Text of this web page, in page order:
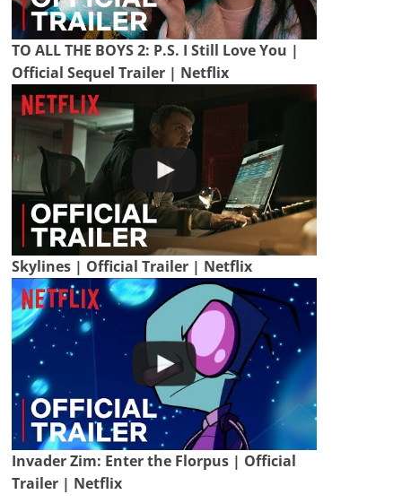
TO ALL THE BOYS 2: P.S. I Still Love You |
Official Sequel Trailer | Netflix
Skylines | Official Trailer | Netflix
Invader Zim: Enter the Florpus | Official
Trailer | Netflix